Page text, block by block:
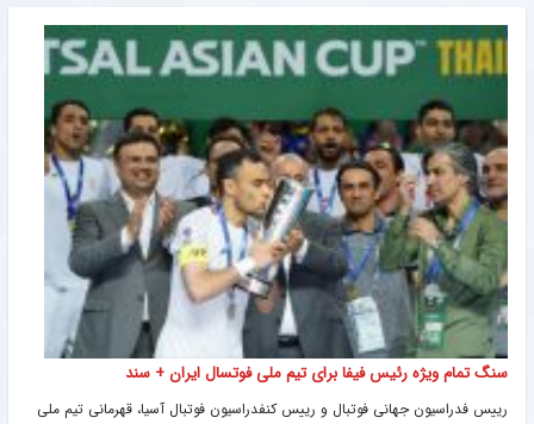
سنگ تمام ویژه رئیس فیفا برای تیم ملی فوتسال ایران + سند
رییس فدراسیون جهانی فوتبال و رییس کنفدراسیون فوتبال آسیا، قهرمانی تیم ملی